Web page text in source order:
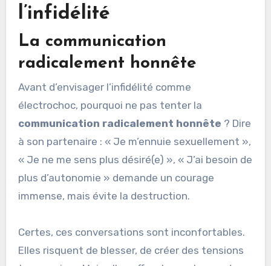
l’infidélité
La communication
radicalement honnête
Avant d’envisager l’infidélité comme
électrochoc, pourquoi ne pas tenter la
communication radicalement honnête ? Dire
à son partenaire : « Je m’ennuie sexuellement »,
« Je ne me sens plus désiré(e) », « J’ai besoin de
plus d’autonomie » demande un courage
immense, mais évite la destruction.
Certes, ces conversations sont inconfortables.
Elles risquent de blesser, de créer des tensions